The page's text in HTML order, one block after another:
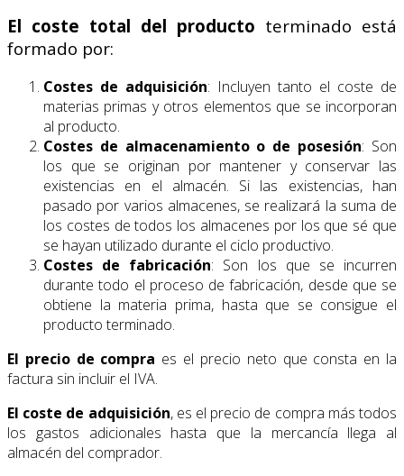
El coste total del producto terminado está
formado por:
Costes de adquisición: Incluyen tanto el coste de
materias primas y otros elementos que se incorporan
al producto.
Costes de almacenamiento o de posesión: Son
los que se originan por mantener y conservar las
existencias en el almacén. Si las existencias, han
pasado por varios almacenes, se realizará la suma de
los costes de todos los almacenes por los que sé que
se hayan utilizado durante el ciclo productivo.
Costes de fabricación: Son los que se incurren
durante todo el proceso de fabricación, desde que se
obtiene la materia prima, hasta que se consigue el
producto terminado.
El precio de compra es el precio neto que consta en la
factura sin incluir el IVA.
El coste de adquisición, es el precio de compra más todos
los gastos adicionales hasta que la mercancía llega al
almacén del comprador.